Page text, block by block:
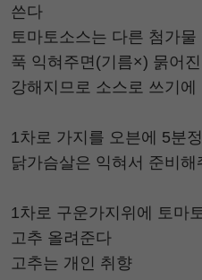
쓴다
토마토소스는 다른 첨가
푹 익혀주면(기름×) 묽어
강해지므로 소스로 쓰기에
1차로 가지를 오븐에 5분
닭가슴살은 익혀서 준비
1차로 구운가지위에 토마
고추 올려준다
고추는 개인 취향